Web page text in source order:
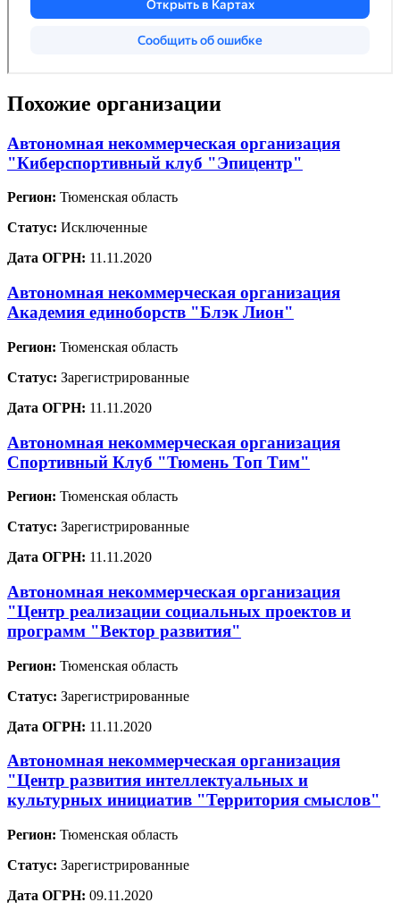
Похожие организации
Автономная некоммерческая организация
"Киберспортивный клуб "Эпицентр"
Регион: Тюменская область
Статус: Исключенные
Дата ОГРН: 11.11.2020
Автономная некоммерческая организация
Академия единоборств "Блэк Лион"
Регион: Тюменская область
Статус: Зарегистрированные
Дата ОГРН: 11.11.2020
Автономная некоммерческая организация
Спортивный Клуб "Тюмень Топ Тим"
Регион: Тюменская область
Статус: Зарегистрированные
Дата ОГРН: 11.11.2020
Автономная некоммерческая организация
"Центр реализации социальных проектов и
программ "Вектор развития"
Регион: Тюменская область
Статус: Зарегистрированные
Дата ОГРН: 11.11.2020
Автономная некоммерческая организация
"Центр развития интеллектуальных и
культурных инициатив "Территория смыслов"
Регион: Тюменская область
Статус: Зарегистрированные
Дата ОГРН: 09.11.2020